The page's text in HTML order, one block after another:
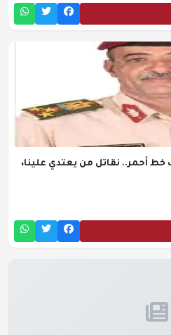
أحمر.. نقاتل من يعتدي علينا،